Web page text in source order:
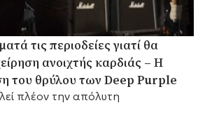
τις περιοδείες γιατί θα
ανοιχτής καρδιάς – Η
του θρύλου των Deep Purple
πλέον την απόλυτη